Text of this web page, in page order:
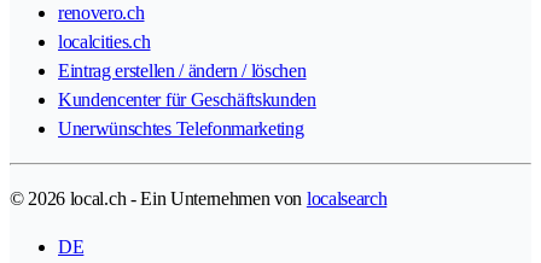
renovero.ch
localcities.ch
Eintrag erstellen / ändern / löschen
Kundencenter für Geschäftskunden
Unerwünschtes Telefonmarketing
© 2026 local.ch - Ein Unternehmen von localsearch
DE